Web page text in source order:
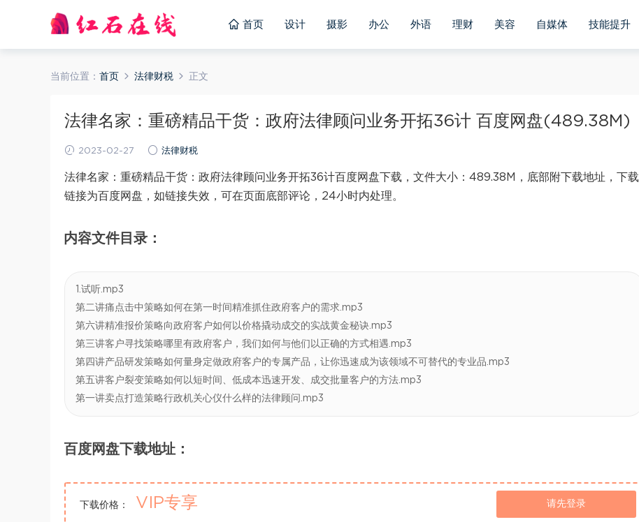
首页 设计 摄影 办公 外语 理财 美容 自媒体 技能提升
当前位置： 首页 法律财税 正文
法律名家：重磅精品干货：政府法律顾问业务开拓36计 百度网盘(489.38M)
2023-02-27 法律财税
法律名家：重磅精品干货：政府法律顾问业务开拓36计百度网盘下载，文件大小：489.38M，底部附下载地址，下载
链接为百度网盘，如链接失效，可在页面底部评论，24小时内处理。
内容文件目录：
1.试听.mp3
第二讲痛点击中策略如何在第一时间精准抓住政府客户的需求.mp3
第六讲精准报价策略向政府客户如何以价格撬动成交的实战黄金秘诀.mp3
第三讲客户寻找策略哪里有政府客户，我们如何与他们以正确的方式相遇.mp3
第四讲产品研发策略如何量身定做政府客户的专属产品，让你迅速成为该领域不可替代的专业品.mp3
第五讲客户裂变策略如何以短时间、低成本迅速开发、成交批量客户的方法.mp3
第一讲卖点打造策略行政机关心仪什么样的法律顾问.mp3
百度网盘下载地址：
下载价格： VIP专享 请先登录